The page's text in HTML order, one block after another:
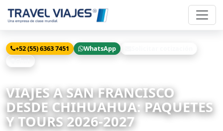
+52 (55) 6363 7451 WhatsApp
VIAJES A SAN FRANCISCO
DESDE CHIHUAHUA: PAQUETES
Y TOURS 2026-2027